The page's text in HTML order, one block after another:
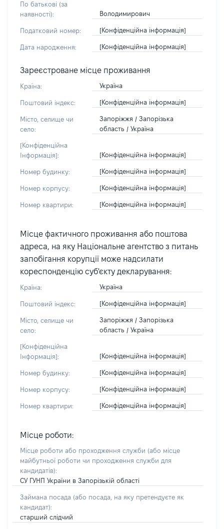
По батькові (за
наявності):
Володимирович
Податковий номер: [Конфіденційна інформація]
Дата народження: [Конфіденційна інформація]
Зареєстроване місце проживання
Країна: Україна
Поштовий індекс: [Конфіденційна інформація]
Місто, селище чи
село:
Запоріжжя / Запорізька
область / Україна
[Конфіденційна
Інформація]:
[Конфіденційна інформація]
Номер будинку: [Конфіденційна інформація]
Номер корпусу: [Конфіденційна інформація]
Номер квартири: [Конфіденційна інформація]
Місце фактичного проживання або поштова
адреса, на яку Національне агентство з питань
запобігання корупції може надсилати
кореспонденцію суб'єкту декларування:
Країна: Україна
Поштовий індекс: [Конфіденційна інформація]
Місто, селище чи
село:
Запоріжжя / Запорізька
область / Україна
[Конфіденційна
Інформація]:
[Конфіденційна інформація]
Номер будинку: [Конфіденційна інформація]
Номер корпусу: [Конфіденційна інформація]
Номер квартири: [Конфіденційна інформація]
Місце роботи:
Місце роботи або проходження служби (або місце
майбутньої роботи чи проходження служби для
кандидатів):
СУ ГУНП України в Запорізькій області
Займана посада (або посада, на яку претендуєте як
кандидат):
старший слідчий